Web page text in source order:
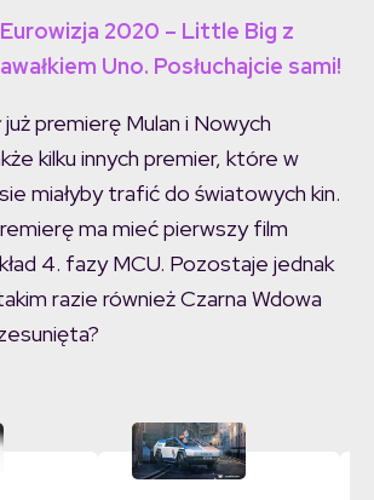
Eurowizja 2020 – Little Big z
Uno. Posłuchajcie sami!
już premierę Mulan i Nowych
kilku innych premier, które w
miałyby trafić do światowych kin.
ma mieć pierwszy film
4. fazy MCU. Pozostaje jednak
razie również Czarna Wdowa